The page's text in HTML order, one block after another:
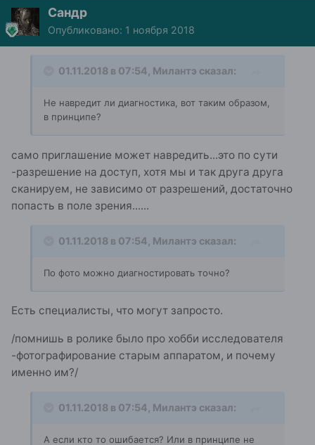
Сандр
Опубликовано: 1 ноября 2018
01.11.2018 в 07:54, Милантэ сказал:
Не навредит ли диагностика, вот таким образом,
в принципе?
само приглашение может навредить...это по сути
-разрешение на доступ, хотя мы и так друга друга
сканируем, не зависимо от разрешений, достаточно
попасть в поле зрения......
01.11.2018 в 07:54, Милантэ сказал:
По фото можно диагностировать точно?
Есть специалисты, что могут запросто.
/помнишь в ролике было про хобби исследователя
-фотографирование старым аппаратом, и почему
именно им?/
01.11.2018 в 07:54, Милантэ сказал:
А если кто то ошибается? Или в принципе не